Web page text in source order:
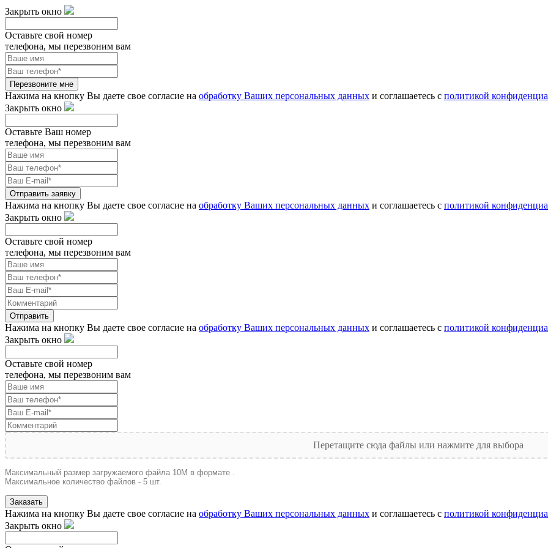
Закрыть окно
Оставьте свой номер
телефона, мы перезвоним вам
Перезвоните мне
Нажима на кнопку Вы даете свое согласие на обработку Ваших персональных данных и соглашаетесь с политикой
Закрыть окно
Оставьте Ваш номер
телефона, мы перезвоним вам
Отправить заявку
Нажима на кнопку Вы даете свое согласие на обработку Ваших персональных данных и соглашаетесь с политикой
Закрыть окно
Оставьте свой номер
телефона, мы перезвоним вам
Отправить
Нажима на кнопку Вы даете свое согласие на обработку Ваших персональных данных и соглашаетесь с политикой
Закрыть окно
Оставьте свой номер
телефона, мы перезвоним вам
Перетащите сюда файлы или нажмите для выбора
Максимальный размер загружаемого файла 10M в формате .
Максимальное количество файлов - 5 шт.
Заказать
Нажима на кнопку Вы даете свое согласие на обработку Ваших персональных данных и соглашаетесь с политикой
Закрыть окно